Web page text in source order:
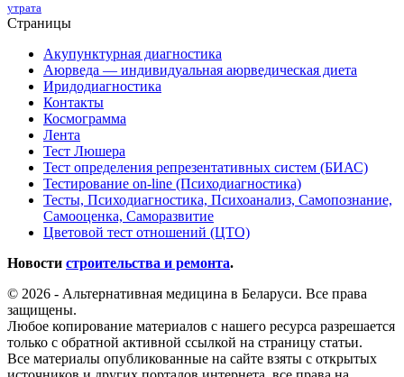
утрата
Страницы
Акупунктурная диагностика
Аюрведа — индивидуальная аюрведическая диета
Иридодиагностика
Контакты
Космограмма
Лента
Тест Люшера
Тест определения репрезентативных систем (БИАС)
Тестирование on-line (Психодиагностика)
Тесты, Психодиагностика, Психоанализ, Самопознание,
Самооценка, Саморазвитие
Цветовой тест отношений (ЦТО)
Новости строительства и ремонта.
© 2026 - Альтернативная медицина в Беларуси. Все права
защищены.
Любое копирование материалов с нашего ресурса разрешается
только с обратной активной ссылкой на страницу статьи.
Все материалы опубликованные на сайте взяты с открытых